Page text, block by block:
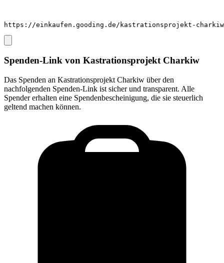
https://einkaufen.gooding.de/kastrationsprojekt-
Spenden-Link von Kastrationsprojekt Charkiw
Das Spenden an Kastrationsprojekt Charkiw über den
nachfolgenden Spenden-Link ist sicher und transparent. Alle
Spender erhalten eine Spendenbescheinigung, die sie steuerlich
geltend machen können.